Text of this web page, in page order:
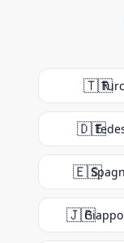
🇹🇷
🇩🇪
🇪🇸
🇯🇵